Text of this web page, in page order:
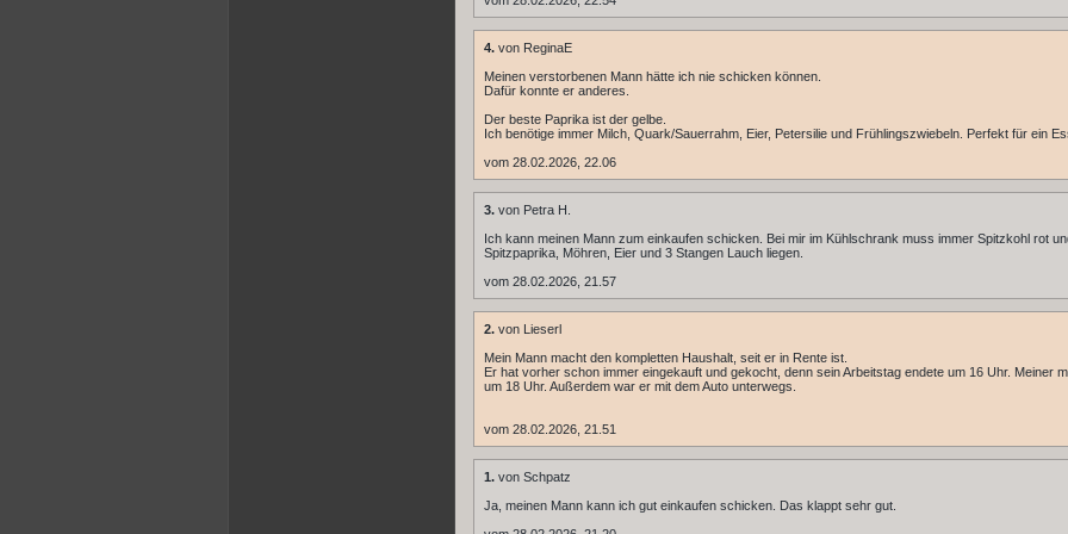
4. von ReginaE
Meinen verstorbenen Mann hätte ich nie schicken können.
Dafür konnte er anderes.
Der beste Paprika ist der gelbe.
Ich benötige immer Milch, Quark/Sauerrahm, Eier, Petersilie und Frühlingszwiebeln. Perfekt für ein
vom 28.02.2026, 22.06
3. von Petra H.
Ich kann meinen Mann zum einkaufen schicken. Bei mir im Kühlschrank muss immer Spitzkohl rot
Spitzpaprika, Möhren, Eier und 3 Stangen Lauch liegen.
vom 28.02.2026, 21.57
2. von Lieserl
Mein Mann macht den kompletten Haushalt, seit er in Rente ist.
Er hat vorher schon immer eingekauft und gekocht, denn sein Arbeitstag endete um 16 Uhr. Meiner
um 18 Uhr. Außerdem war er mit dem Auto unterwegs.
vom 28.02.2026, 21.51
1. von Schpatz
Ja, meinen Mann kann ich gut einkaufen schicken. Das klappt sehr gut.